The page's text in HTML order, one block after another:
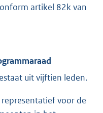
artikel 82k van
uit vijftien leden.
voor de